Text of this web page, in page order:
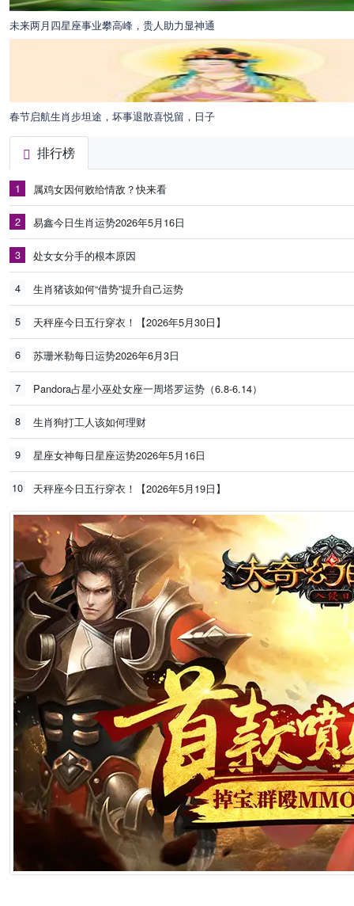
未来两月四星座事业攀高峰，贵人助力显神通
春节启航生肖步坦途，坏事退散喜悦留，日子
排行榜
1 属鸡女因何败给情敌？快来看
2 易鑫今日生肖运势2026年5月16日
3 处女女分手的根本原因
4 生肖猪该如何“借势”提升自己运势
5 天秤座今日五行穿衣！【2026年5月30日】
6 苏珊米勒每日运势2026年6月3日
7 Pandora占星小巫处女座一周塔罗运势（6.8-6.14）
8 生肖狗打工人该如何理财
9 星座女神每日星座运势2026年5月16日
10 天秤座今日五行穿衣！【2026年5月19日】